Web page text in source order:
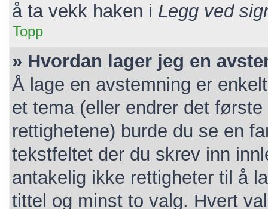
å ta vekk haken i Legg ved
Topp
» Hvordan lager jeg en
Å lage en avstemning er
et tema (eller endrer det
rettighetene) burde du se en
tekstfeltet der du skrev inn
antakelig ikke rettigheter til å
tittel og minst to valg. Hvert